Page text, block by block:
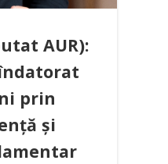
AUR):
prin
și